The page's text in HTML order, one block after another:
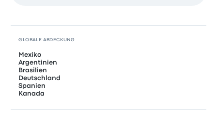
GLOBALE ABDECKUNG
Mexiko
Argentinien
Brasilien
Deutschland
Spanien
Kanada